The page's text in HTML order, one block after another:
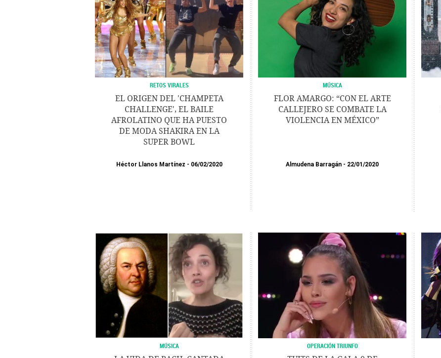
RETOS VIRALES
EL ORIGEN DEL 'CHAMPETA
CHALLENGE', EL BAILE
AFROLATINO QUE HA PUESTO
DE MODA SHAKIRA EN LA
SUPER BOWL
Héctor Llanos Martínez 06/02/2020
MÚSICA
FLOR AMARGO: “CON EL ARTE
CALLEJERO SE COMBATE LA
VIOLENCIA EN MÉXICO”
Almudena Barragán 22/01/2020
MÚSICA OPERACIÓN TRIUNFO